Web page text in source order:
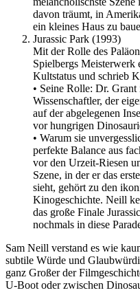
davon träumt, in
ein kleines Haus zu
Jurassic Park (1993)
Mit der Rolle des
Spielbergs
Kultstatus und schrieb
• Seine Rolle: Dr.
Wissenschaftler, der
auf der abgelegenen
vor hungrigen
• Warum sie
perfekte Balance aus
vor den Urzeit-Riesen
Szene, in der er das
sieht, gehört zu den
Kinogeschichte. Neill
das große Finale
nochmals in diese
Sam Neill verstand es wie
subtile Würde und
ganz Großer der
U-Boot oder zwischen